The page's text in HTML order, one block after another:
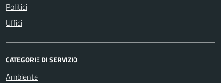
Politici
Uffici
CATEGORIE DI SERVIZIO
Ambiente